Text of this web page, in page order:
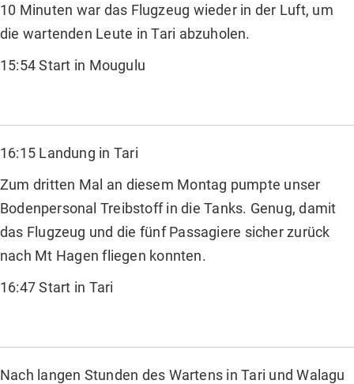
10 Minuten war das Flugzeug wieder in der Luft, um
die wartenden Leute in Tari abzuholen.
15:54 Start in Mougulu
16:15 Landung in Tari
Zum dritten Mal an diesem Montag pumpte unser
Bodenpersonal Treibstoff in die Tanks. Genug, damit
das Flugzeug und die fünf Passagiere sicher zurück
nach Mt Hagen fliegen konnten.
16:47 Start in Tari
Nach langen Stunden des Wartens in Tari und Walagu